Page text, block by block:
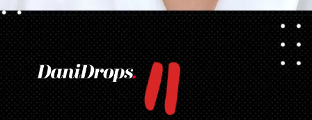
Apertura in corso